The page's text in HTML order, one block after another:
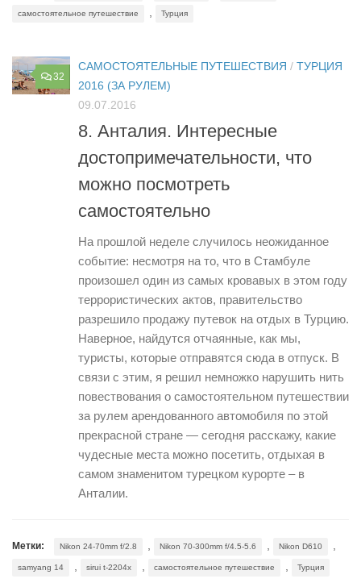
самостоятельное путешествие Турция
32
САМОСТОЯТЕЛЬНЫЕ ПУТЕШЕСТВИЯ / ТУРЦИЯ
2016 (ЗА РУЛЕМ)
09.07.2016
8. Анталия. Интересные
достопримечательности, что
можно посмотреть
самостоятельно
На прошлой неделе случилось неожиданное
событие: несмотря на то, что в Стамбуле
произошел один из самых кровавых в этом году
террористических актов, правительство
разрешило продажу путевок на отдых в Турцию.
Наверное, найдутся отчаянные, как мы,
туристы, которые отправятся сюда в отпуск. В
связи с этим, я решил немножко нарушить нить
повествования о самостоятельном путешествии
за рулем арендованного автомобиля по этой
прекрасной стране — сегодня расскажу, какие
чудесные места можно посетить, отдыхая в
самом знаменитом турецком курорте – в
Анталии.
Метки: Nikon 24-70mm f/2.8 , Nikon 70-300mm f/4.5-5.6 , Nikon D610 ,
samyang 14 , sirui t-2204x , самостоятельное путешествие , Турция